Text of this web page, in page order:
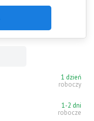
1 dzień
roboczy
1-2 dni
robocze